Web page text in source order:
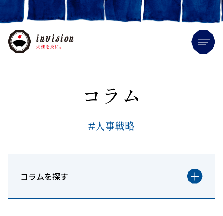
コラム
#人事戦略
コラムを探す